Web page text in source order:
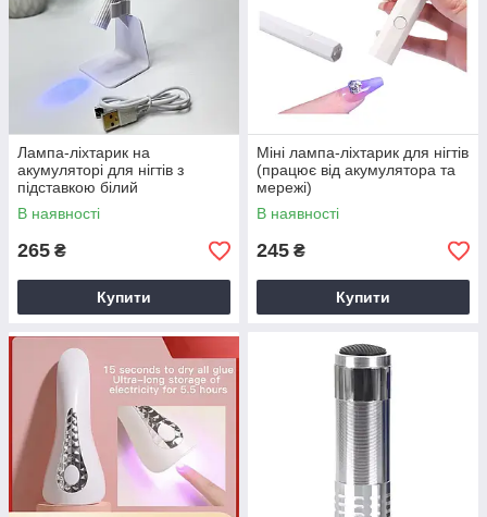
Лампа-ліхтарик на
акумуляторі для нігтів з
підставкою білий
В наявності
265 ₴
Купити
Міні лампа-ліхтарик для нігтів
(працює від акумулятора та
мережі)
В наявності
245 ₴
Купити